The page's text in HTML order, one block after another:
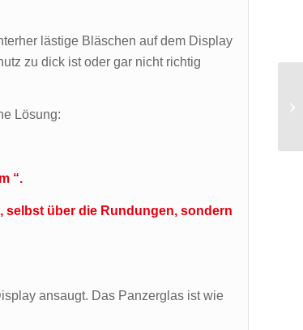
lästige Bläschen auf dem Display
zu dick ist oder gar nicht richtig
Lösung:
“.
selbst über die Rundungen, sondern
ansaugt. Das Panzerglas ist wie